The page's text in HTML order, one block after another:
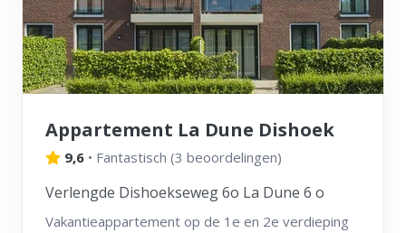
Appartement La Dune Dishoek
9,6 • Fantastisch (3 beoordelingen)
Verlengde Dishoekseweg 6o La Dune 6 o
Vakantieappartement op de 1e en 2e verdieping